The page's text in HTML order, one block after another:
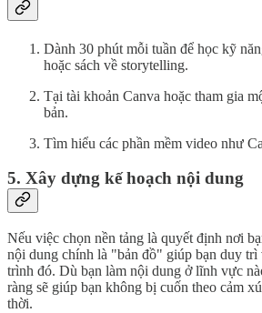
Dành 30 phút mỗi tuần để học kỹ
hoặc sách về storytelling.
Tại tài khoản Canva hoặc tham gia
bản.
Tìm hiểu các phần mềm video như
5. Xây dựng kế hoạch nội dung
Nếu việc chọn nền tảng là quyết định nơi
nội dung chính là "bản đồ" giúp bạn duy trì
trình đó. Dù bạn làm nội dung ở lĩnh vực
ràng sẽ giúp bạn không bị cuốn theo cảm
thời.